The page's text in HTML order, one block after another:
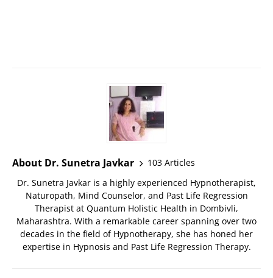
About Dr. Sunetra Javkar
103 Articles
Dr. Sunetra Javkar is a highly experienced Hypnotherapist,
Naturopath, Mind Counselor, and Past Life Regression
Therapist at Quantum Holistic Health in Dombivli,
Maharashtra. With a remarkable career spanning over two
decades in the field of Hypnotherapy, she has honed her
expertise in Hypnosis and Past Life Regression Therapy.